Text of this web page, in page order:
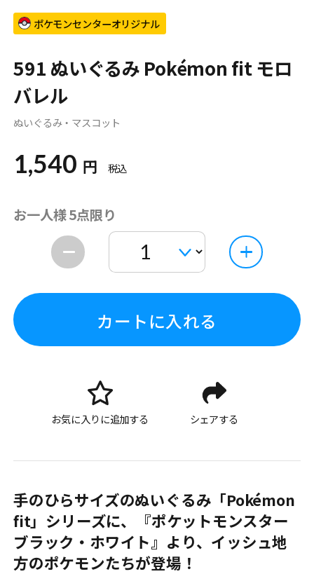
ポケモンセンターオリジナル
591 ぬいぐるみ Pokémon fit モロ
バレル
ぬいぐるみ・マスコット
1,540 円 税込
お一人様 5点限り
カートに入れる
お気に入りに追加する シェアする
手のひらサイズのぬいぐるみ「Pokémon
fit」シリーズに、『ポケットモンスター
ブラック・ホワイト』より、イッシュ地
方のポケモンたちが登場！